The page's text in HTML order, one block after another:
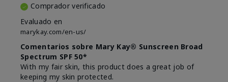
Comprador verificado
Evaluado en
marykay.com/en-us/
Comentarios sobre Mary Kay® Sunscreen Broad
Spectrum SPF 50*
With my fair skin, this product does a great job of
keeping my skin protected.